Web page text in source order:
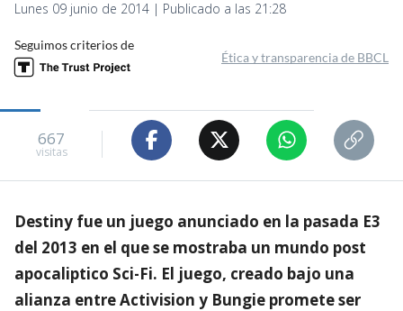
Lunes 09 junio de 2014 | Publicado a las 21:28
Seguimos criterios de
Ética y transparencia de BBCL
667
visitas
Destiny fue un juego anunciado en la pasada E3
del 2013 en el que se mostraba un mundo post
apocaliptico Sci-Fi. El juego, creado bajo una
alianza entre Activision y Bungie promete ser